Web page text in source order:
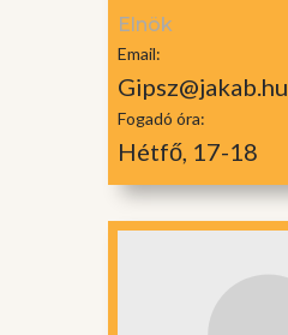
Elnök
Email:
Gipsz@jakab.hu
Fogadó óra:
Hétfő, 17-18